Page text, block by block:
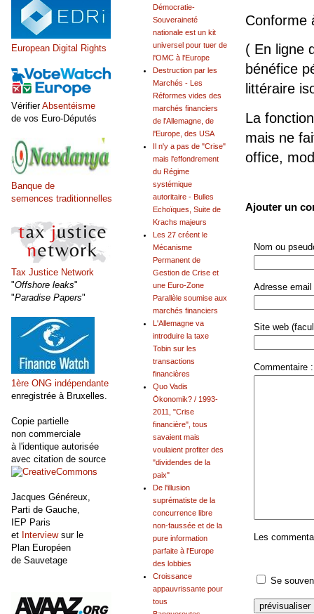
Conforme
( En ligne
bénéfice
littéraire
La
mais ne
office,
Ajouter un
Nom ou
Adresse email
Site web
Commentaire :
Les
Se
Démocratie-
Souveraineté
nationale est un kit
universel pour tuer de
l'OMC à l'Europe
Destruction par les
Marchés - Les
Réformes vides des
marchés financiers
de l'Allemagne, de
l'Europe, des USA
Il n'y a pas de "Crise"
mais l'effondrement
du Régime
systémique
autoritaire - Bulles
Echoïques, Suite de
Krachs majeurs
Les 27 créent le
Mécanisme
Permanent de
Gestion de Crise et
une Euro-Zone
Parallèle soumise aux
marchés financiers
L'Allemagne va
introduire la taxe
Tobin sur les
transactions
financières
Quo Vadis
Ökonomik? / 1993-
2011, "Crise
financière", tous
savaient mais
voulaient profiter des
"dividendes de la
paix"
De l'illusion
suprématiste de la
concurrence libre
non-faussée et de la
pure information
parfaite à l'Europe
des lobbies
Croissance
appauvrissante pour
tous
European Digital Rights
VérifierAbsentéisme
de vos Euro-Députés
Banque de
semences traditionnelles
Tax Justice Network
"Offshore leaks"
"Paradise Papers"
1ère ONG indépendante
enregistrée à Bruxelles.
Copie partielle
non commerciale
à l'identique autorisée
avec citation de source
Jacques Généreux,
Parti de Gauche,
IEP Paris
et Interviewsur le
Plan Européen
de Sauvetage